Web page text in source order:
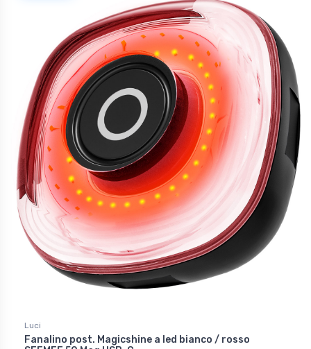
Luci
Fanalino post. Magicshine a led bianco / rosso